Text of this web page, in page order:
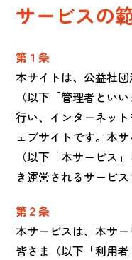
サービスの
第１条
本サイトは、公益社
（以下「管理者とい
行い、インターネッ
ェブサイトです。本
（以下「本サービス
き運営されるサービス
第２条
本サービスは、本サ
皆さま（以下「利用